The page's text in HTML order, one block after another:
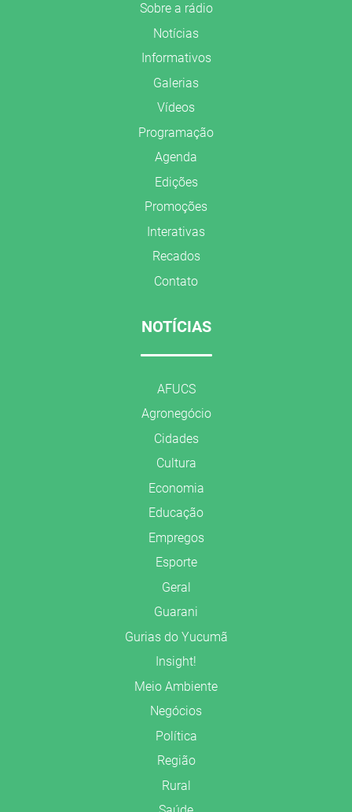
Sobre a rádio
Notícias
Informativos
Galerias
Vídeos
Programação
Agenda
Edições
Promoções
Interativas
Recados
Contato
NOTÍCIAS
AFUCS
Agronegócio
Cidades
Cultura
Economia
Educação
Empregos
Esporte
Geral
Guarani
Gurias do Yucumã
Insight!
Meio Ambiente
Negócios
Política
Região
Rural